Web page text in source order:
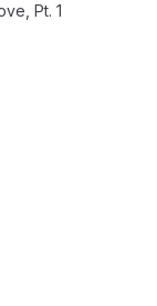
Pt. 1